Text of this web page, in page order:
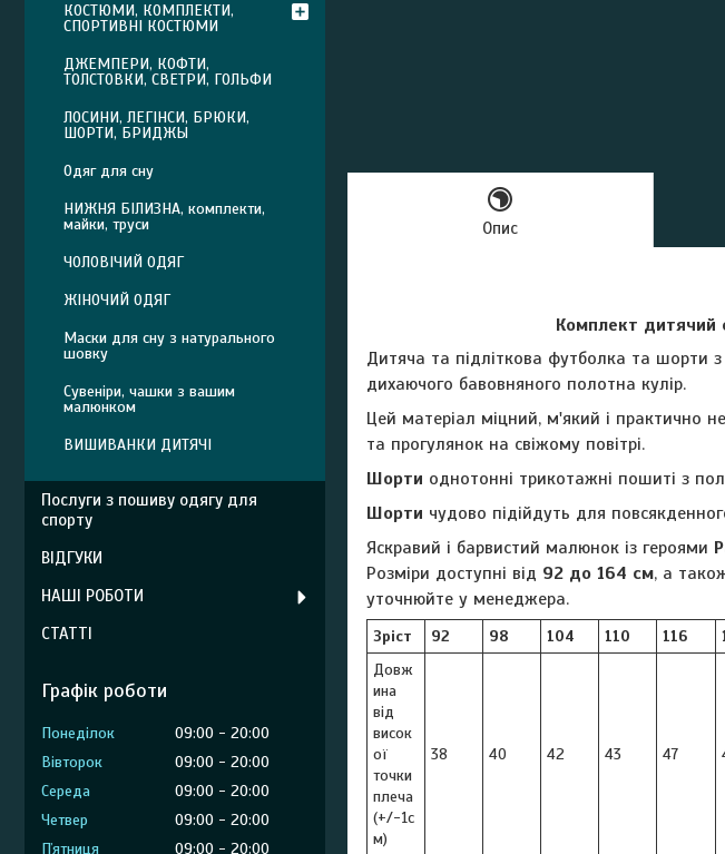
Опис
Комплект дитячий
Дитяча та підліткова футболка та шорти з
дихаючого бавовняного полотна кулір.
Цей матеріал міцний, м'який і практично
та прогулянок на свіжому повітрі.
Шорти однотонні трикотажні пошиті з
Шорти чудово підійдуть для
Яскравий і барвистий малюнок із героями
Розміри доступні від 92 до 164 см, а
уточнюйте у менеджера.
Зріст 92 98 104 110 116
Довж
ина
від
висок
ої
точки
плеча
(+/-1с
м)
38 40 42 43 47
КОСТЮМИ, КОМПЛЕКТИ,
СПОРТИВНІ КОСТЮМИ
ДЖЕМПЕРИ, КОФТИ,
ТОЛСТОВКИ, СВЕТРИ, ГОЛЬФИ
ЛОСИНИ, ЛЕГІНСИ, БРЮКИ,
ШОРТИ, БРИДЖЫ
Одяг для сну
НИЖНЯ БІЛИЗНА, комплекти,
майки, труси
ЧОЛОВІЧИЙ ОДЯГ
ЖІНОЧИЙ ОДЯГ
Маски для сну з натурального
шовку
Сувеніри, чашки з вашим
малюнком
ВИШИВАНКИ ДИТЯЧІ
Послуги з пошиву одягу для
спорту
ВІДГУКИ
НАШІ РОБОТИ
СТАТТІ
Графік роботи
Понеділок 09:00
20:00
Вівторок
09:00
20:00
Середа
09:00
20:00
Четвер
09:00
20:00
Пʼятниця
09:00
20:00